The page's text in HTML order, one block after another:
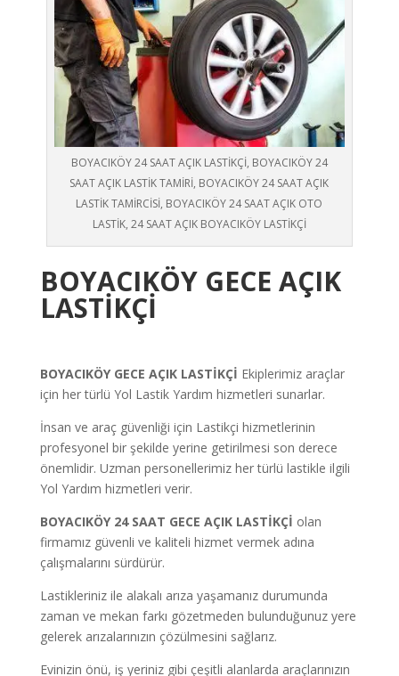
BOYACIKÖY 24 SAAT AÇIK LASTİKÇİ, BOYACIKÖY 24
SAAT AÇIK LASTİK TAMİRİ, BOYACIKÖY 24 SAAT AÇIK
LASTİK TAMİRCİSİ, BOYACIKÖY 24 SAAT AÇIK OTO
LASTİK, 24 SAAT AÇIK BOYACIKÖY LASTİKÇİ
BOYACIKÖY GECE AÇIK
LASTİKÇİ
BOYACIKÖY GECE AÇIK LASTİKÇİ Ekiplerimiz araçlar
için her türlü Yol Lastik Yardım hizmetleri sunarlar.
İnsan ve araç güvenliği için Lastikçi hizmetlerinin
profesyonel bir şekilde yerine getirilmesi son derece
önemlidir. Uzman personellerimiz her türlü lastikle ilgili
Yol Yardım hizmetleri verir.
BOYACIKÖY 24 SAAT GECE AÇIK LASTİKÇİ olan
firmamız güvenli ve kaliteli hizmet vermek adına
çalışmalarını sürdürür.
Lastikleriniz ile alakalı arıza yaşamanız durumunda
zaman ve mekan farkı gözetmeden bulunduğunuz yere
gelerek arızalarınızın çözülmesini sağlarız.
Evinizin önü, iş yeriniz gibi çeşitli alanlarda araçlarınızın